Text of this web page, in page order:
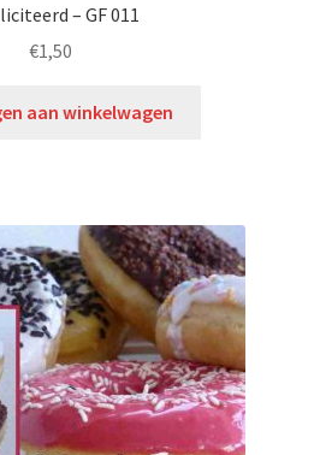
– GF 011
€1,50
aan winkelwagen